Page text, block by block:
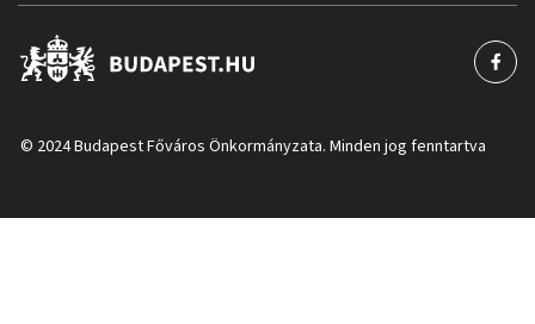
© 2024 Budapest Főváros Önkormányzata. Minden jog fenntartva